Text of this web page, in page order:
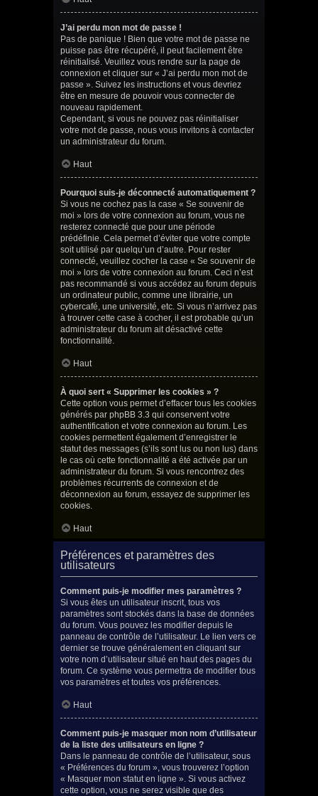
J’ai perdu mon mot de passe !
Pas de panique ! Bien que votre mot de passe ne
puisse pas être récupéré, il peut facilement être
réinitialisé. Veuillez vous rendre sur la page de
connexion et cliquer sur « J’ai perdu mon mot de
passe ». Suivez les instructions et vous devriez
être en mesure de pouvoir vous connecter de
nouveau rapidement.
Cependant, si vous ne pouvez pas réinitialiser
votre mot de passe, nous vous invitons à contacter
un administrateur du forum.
Haut
Pourquoi suis-je déconnecté automatiquement ?
Si vous ne cochez pas la case « Se souvenir de
moi » lors de votre connexion au forum, vous ne
resterez connecté que pour une période
prédéfinie. Cela permet d’éviter que votre compte
soit utilisé par quelqu’un d’autre. Pour rester
connecté, veuillez cocher la case « Se souvenir de
moi » lors de votre connexion au forum. Ceci n’est
pas recommandé si vous accédez au forum depuis
un ordinateur public, comme une librairie, un
cybercafé, une université, etc. Si vous n’arrivez pas
à trouver cette case à cocher, il est probable qu’un
administrateur du forum ait désactivé cette
fonctionnalité.
Haut
À quoi sert « Supprimer les cookies » ?
Cette option vous permet d’effacer tous les cookies
générés par phpBB 3.3 qui conservent votre
authentification et votre connexion au forum. Les
cookies permettent également d’enregistrer le
statut des messages (s’ils sont lus ou non lus) dans
le cas où cette fonctionnalité a été activée par un
administrateur du forum. Si vous rencontrez des
problèmes récurrents de connexion et de
déconnexion au forum, essayez de supprimer les
cookies.
Haut
Préférences et paramètres des
utilisateurs
Comment puis-je modifier mes paramètres ?
Si vous êtes un utilisateur inscrit, tous vos
paramètres sont stockés dans la base de données
du forum. Vous pouvez les modifier depuis le
panneau de contrôle de l’utilisateur. Le lien vers ce
dernier se trouve généralement en cliquant sur
votre nom d’utilisateur situé en haut des pages du
forum. Ce système vous permettra de modifier tous
vos paramètres et toutes vos préférences.
Haut
Comment puis-je masquer mon nom d’utilisateur
de la liste des utilisateurs en ligne ?
Dans le panneau de contrôle de l’utilisateur, sous
« Préférences du forum », vous trouverez l’option
« Masquer mon statut en ligne ». Si vous activez
cette option, vous ne serez visible que des